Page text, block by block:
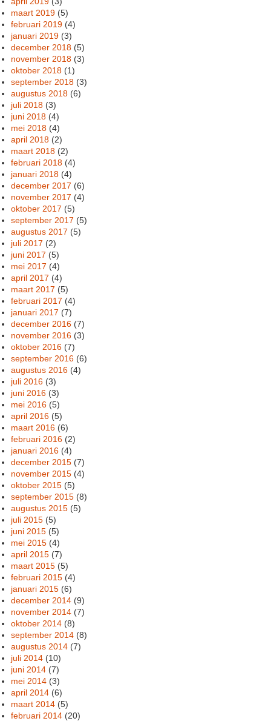
maart 2019 (5)
februari 2019 (4)
januari 2019 (3)
december 2018 (5)
november 2018 (3)
oktober 2018 (1)
september 2018 (3)
augustus 2018 (6)
juli 2018 (3)
juni 2018 (4)
mei 2018 (4)
april 2018 (2)
maart 2018 (2)
februari 2018 (4)
januari 2018 (4)
december 2017 (6)
november 2017 (4)
oktober 2017 (5)
september 2017 (5)
augustus 2017 (5)
juli 2017 (2)
juni 2017 (5)
mei 2017 (4)
april 2017 (4)
maart 2017 (5)
februari 2017 (4)
januari 2017 (7)
december 2016 (7)
november 2016 (3)
oktober 2016 (7)
september 2016 (6)
augustus 2016 (4)
juli 2016 (3)
juni 2016 (3)
mei 2016 (5)
april 2016 (5)
maart 2016 (6)
februari 2016 (2)
januari 2016 (4)
december 2015 (7)
november 2015 (4)
oktober 2015 (5)
september 2015 (8)
augustus 2015 (5)
juli 2015 (5)
juni 2015 (5)
mei 2015 (4)
april 2015 (7)
maart 2015 (5)
februari 2015 (4)
januari 2015 (6)
december 2014 (9)
november 2014 (7)
oktober 2014 (8)
september 2014 (8)
augustus 2014 (7)
juli 2014 (10)
juni 2014 (7)
mei 2014 (3)
april 2014 (6)
maart 2014 (5)
februari 2014 (20)